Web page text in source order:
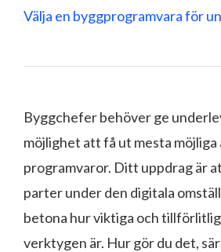
Välja en byggprogramvara för
Byggchefer behöver ge
möjlighet att få ut mesta möjliga
programvaror. Ditt uppdrag är
parter under den digitala
betona hur viktiga och
verktygen är. Hur gör du det,